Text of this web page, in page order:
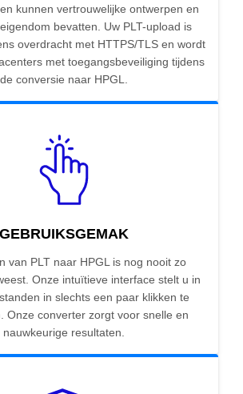
kunnen vertrouwelijke ontwerpen en
bevatten. Uw PLT-upload is
overdracht met HTTPS/TLS en wordt
met toegangsbeveiliging tijdens
de conversie naar HPGL.
GEBRUIKSGEMAK
van PLT naar HPGL is nog nooit zo
Onze intuïtieve interface stelt u in
in slechts een paar klikken te
Onze converter zorgt voor snelle en
nauwkeurige resultaten.